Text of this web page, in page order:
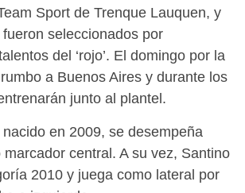
Sport de Trenque Lauquen, y
seleccionados por
del ‘rojo’. El domingo por la
a Buenos Aires y durante los
junto al plantel.
en 2009, se desempeña
central. A su vez, Santino
2010 y juega como lateral por